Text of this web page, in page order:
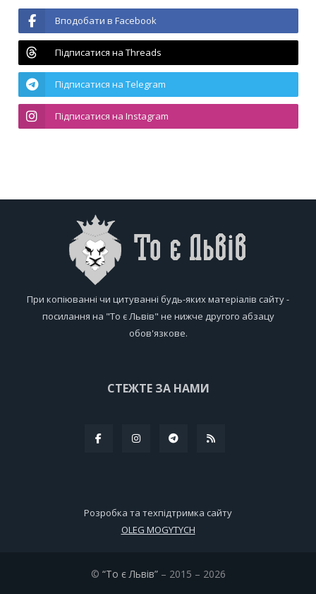
Вподобати в Facebook
Підписатися на Threads
Підписатися на Telegram
Підписатися на Instagram
При копіюванні чи цитуванні будь-яких матеріалів сайту -
посилання на "То є Львів" не нижче другого абзацу
обов'язкове.
СТЕЖТЕ ЗА НАМИ
Розробка та техпідтримка сайту
OLEG MOGYTYCH
© “То є Львів”– 2015 – 2026